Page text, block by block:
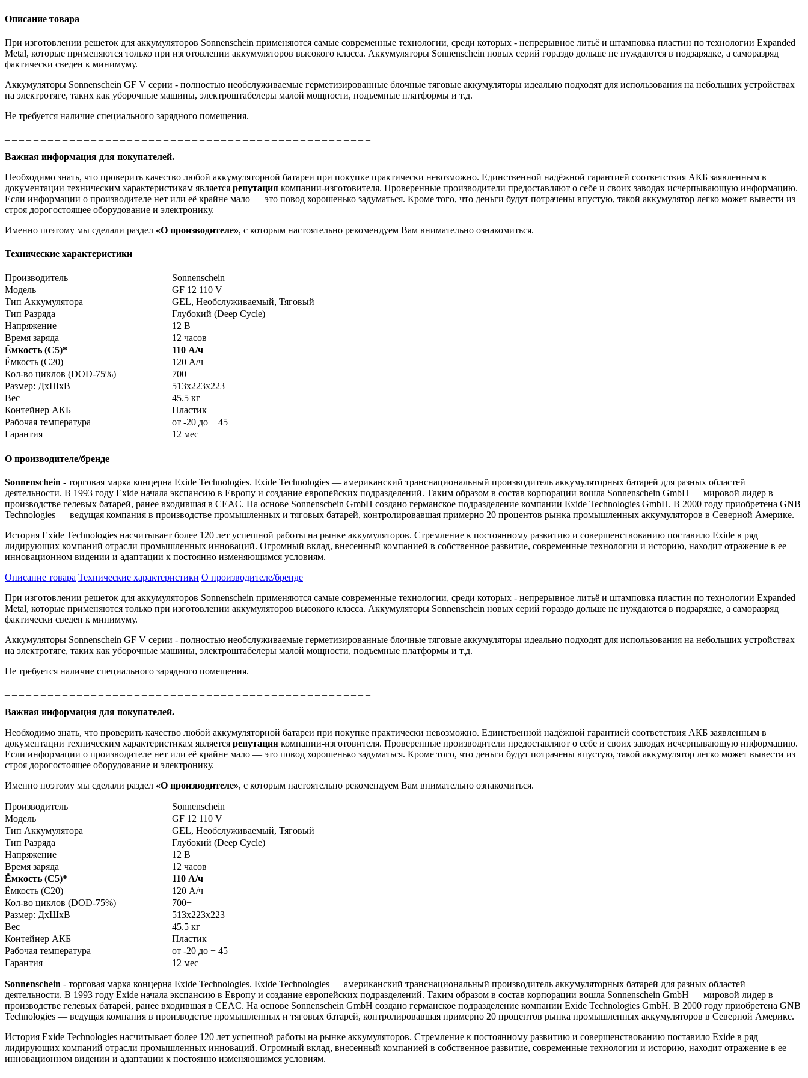
Описание товара
При изготовлении решеток для аккумуляторов Sonnenschein применяются самые современные технологии, среди которых - непрерывное литьё и штамповка пластин по технологии Expanded
Metal, которые применяются только при изготовлении аккумуляторов высокого класса. Аккумуляторы Sonnenschein новых серий гораздо дольше не нуждаются в подзарядке, а саморазряд
фактически сведен к минимуму.
Аккумуляторы Sonnenschein GF V серии - полностью необслуживаемые герметизированные блочные тяговые аккумуляторы идеально подходят для использования на небольших устройствах
на электротяге, таких как уборочные машины, электроштабелеры малой мощности, подъемные платформы и т.д.
Не требуется наличие специального зарядного помещения.
Важная информация для покупателей.
Необходимо знать, что проверить качество любой аккумуляторной батареи при покупке практически невозможно. Единственной надёжной гарантией соответствия АКБ заявленным в
документации техническим характеристикам является репутация компании-изготовителя. Проверенные производители предоставляют о себе и своих заводах исчерпывающую информацию.
Если информации о производителе нет или её крайне мало — это повод хорошенько задуматься. Кроме того, что деньги будут потрачены впустую, такой аккумулятор легко может вывести из
строя дорогостоящее оборудование и электронику.
Именно поэтому мы сделали раздел «О производителе», с которым настоятельно рекомендуем Вам внимательно ознакомиться.
Технические характеристики
Производитель
Sonnenschein
Модель
GF 12 110 V
Тип Аккумулятора
GEL, Необслуживаемый, Тяговый
Тип Разряда
Глубокий (Deep Cycle)
Напряжение
12 В
Время заряда
12 часов
Ёмкость (С5)*
110 А/ч
Ёмкость (С20)
120 А/ч
Кол-во циклов (DOD-75%)
700+
Размер: ДхШхВ
513x223x223
Вес
45.5 кг
Контейнер АКБ
Пластик
Рабочая температура
от -20 до + 45
Гарантия
12 мес
О производителе/бренде
Sonnenschein - торговая марка концерна Exide Technologies. Exide Technologies — американский транснациональный производитель аккумуляторных батарей для разных областей
деятельности. В 1993 году Exide начала экспансию в Европу и создание европейских подразделений. Таким образом в состав корпорации вошла Sonnenschein GmbH — мировой лидер в
производстве гелевых батарей, ранее входившая в CEAC. На основе Sonnenschein GmbH создано германское подразделение компании Exide Technologies GmbH. В 2000 году приобретена GNB
Technologies — ведущая компания в производстве промышленных и тяговых батарей, контролировавшая примерно 20 процентов рынка промышленных аккумуляторов в Северной Америке.
История Exide Technologies насчитывает более 120 лет успешной работы на рынке аккумуляторов. Стремление к постоянному развитию и совершенствованию поставило Exide в ряд
лидирующих компаний отрасли промышленных инноваций. Огромный вклад, внесенный компанией в собственное развитие, современные технологии и историю, находит отражение в ее
инновационном видении и адаптации к постоянно изменяющимся условиям.
Описание товара Технические характеристики О производителе/бренде
При изготовлении решеток для аккумуляторов Sonnenschein применяются самые современные технологии, среди которых - непрерывное литьё и штамповка пластин по технологии Expanded
Metal, которые применяются только при изготовлении аккумуляторов высокого класса. Аккумуляторы Sonnenschein новых серий гораздо дольше не нуждаются в подзарядке, а саморазряд
фактически сведен к минимуму.
Аккумуляторы Sonnenschein GF V серии - полностью необслуживаемые герметизированные блочные тяговые аккумуляторы идеально подходят для использования на небольших устройствах
на электротяге, таких как уборочные машины, электроштабелеры малой мощности, подъемные платформы и т.д.
Не требуется наличие специального зарядного помещения.
Важная информация для покупателей.
Необходимо знать, что проверить качество любой аккумуляторной батареи при покупке практически невозможно. Единственной надёжной гарантией соответствия АКБ заявленным в
документации техническим характеристикам является репутация компании-изготовителя. Проверенные производители предоставляют о себе и своих заводах исчерпывающую информацию.
Если информации о производителе нет или её крайне мало — это повод хорошенько задуматься. Кроме того, что деньги будут потрачены впустую, такой аккумулятор легко может вывести из
строя дорогостоящее оборудование и электронику.
Именно поэтому мы сделали раздел «О производителе», с которым настоятельно рекомендуем Вам внимательно ознакомиться.
Производитель
Sonnenschein
Модель
GF 12 110 V
Тип Аккумулятора
GEL, Необслуживаемый, Тяговый
Тип Разряда
Глубокий (Deep Cycle)
Напряжение
12 В
Время заряда
12 часов
Ёмкость (С5)*
110 А/ч
Ёмкость (С20)
120 А/ч
Кол-во циклов (DOD-75%)
700+
Размер: ДхШхВ
513x223x223
Вес
45.5 кг
Контейнер АКБ
Пластик
Рабочая температура
от -20 до + 45
Гарантия
12 мес
Sonnenschein - торговая марка концерна Exide Technologies. Exide Technologies — американский транснациональный производитель аккумуляторных батарей для разных областей
деятельности. В 1993 году Exide начала экспансию в Европу и создание европейских подразделений. Таким образом в состав корпорации вошла Sonnenschein GmbH — мировой лидер в
производстве гелевых батарей, ранее входившая в CEAC. На основе Sonnenschein GmbH создано германское подразделение компании Exide Technologies GmbH. В 2000 году приобретена GNB
Technologies — ведущая компания в производстве промышленных и тяговых батарей, контролировавшая примерно 20 процентов рынка промышленных аккумуляторов в Северной Америке.
История Exide Technologies насчитывает более 120 лет успешной работы на рынке аккумуляторов. Стремление к постоянному развитию и совершенствованию поставило Exide в ряд
лидирующих компаний отрасли промышленных инноваций. Огромный вклад, внесенный компанией в собственное развитие, современные технологии и историю, находит отражение в ее
инновационном видении и адаптации к постоянно изменяющимся условиям.